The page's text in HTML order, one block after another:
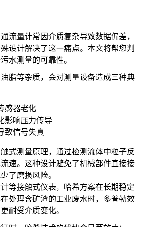
流量计常因介质复杂导致数据偏差，
设计解决了这一痛点。本文将帮您判
水测量的可靠性。
脂等杂质，会对测量设备造成三种典
感器老化
影响压力传导
致信号失真
式测量原理，通过检测流体中粒子反
速。这种设计避免了机械部件直接接
了磨损风险。
等接触式仪表，哈希方案在长期稳定
处理含矿渣的工业废水时，多普勒效
耐受介质变化。